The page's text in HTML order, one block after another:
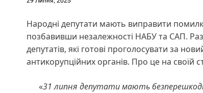
Народні депутати мають виправити
позбавивши незалежності НАБУ та САП.
депутатів, які готові проголосувати за
антикорупційних органів. Про це на своїй
«31 липня депутати мають